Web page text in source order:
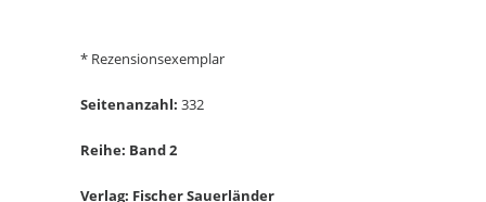
* Rezensionsexemplar
Seitenanzahl: 332
Reihe: Band 2
Verlag: Fischer Sauerländer